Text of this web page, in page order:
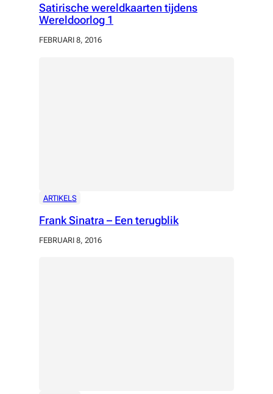
Satirische wereldkaarten tijdens
Wereldoorlog 1
FEBRUARI 8, 2016
ARTIKELS
Frank Sinatra – Een terugblik
FEBRUARI 8, 2016